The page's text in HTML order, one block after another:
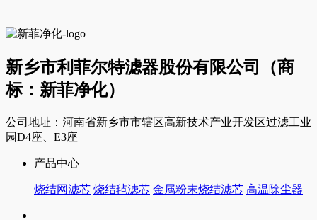
新乡市利菲尔特滤器股份有限公司（商
标：新菲净化）
公司地址：河南省新乡市市辖区高新技术产业开发区过滤工业
园D4座、E3座
产品中心
烧结网滤芯 烧结毡滤芯 金属粉末烧结滤芯 高温除尘器